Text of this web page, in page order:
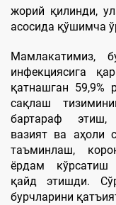
жорий қилинди,
асосида қўшимча
Мамлакатимиз,
инфекциясига
қатнашган 59,9%
сақлаш
бартараф этиш,
вазият ва аҳоли
таъминлаш,
ёрдам кўрсатиш
қайд этишди.
бурчларини